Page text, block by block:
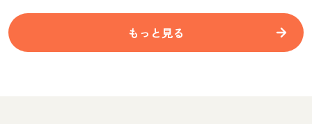
もっと見る